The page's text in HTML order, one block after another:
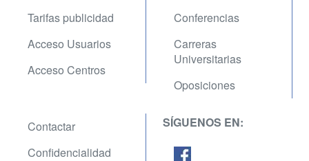
Tarifas publicidad
Acceso Usuarios
Acceso Centros
Conferencias
Carreras
Universitarias
Oposiciones
Contactar
Confidencialidad
SÍGUENOS EN: